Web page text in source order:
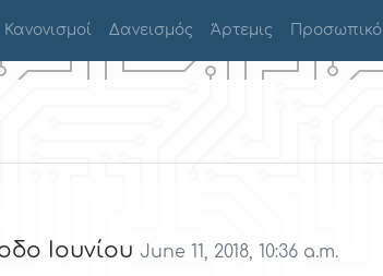
Κανονισμοί Δανεισμός Άρτεμις Προσωπικό
Ιουνίου June 11, 2018, 10:36 a.m.